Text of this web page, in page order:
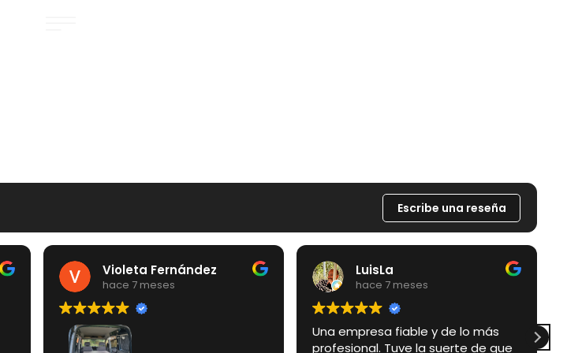
Escribe una reseña
Violeta Fernández
hace 7 meses
LuisLa
hace 7 meses
Una empresa fiable y de lo más
profesional. Tuve la suerte de que